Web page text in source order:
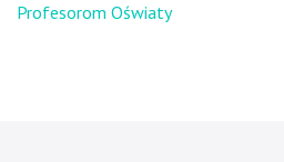
Profesorom Oświaty